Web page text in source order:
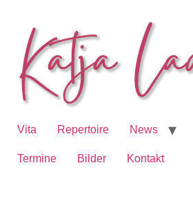
Vita Repertoire News
Termine Bilder Kontakt